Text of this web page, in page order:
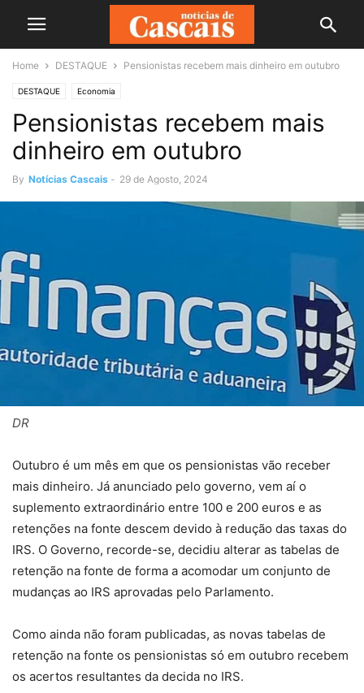
Home DESTAQUE Pensionistas recebem mais dinheiro em outubro
DESTAQUE Economia
Pensionistas recebem mais
dinheiro em outubro
By Notícias Cascais - 29 de Agosto, 2024
DR
Outubro é um mês em que os pensionistas vão receber
mais dinheiro. Já anunciado pelo governo, vem aí o
suplemento extraordinário entre 100 e 200 euros e as
retenções na fonte descem devido à redução das taxas do
IRS. O Governo, recorde-se, decidiu alterar as tabelas de
retenção na fonte de forma a acomodar um conjunto de
mudanças ao IRS aprovadas pelo Parlamento.
Como ainda não foram publicadas, as novas tabelas de
retenção na fonte os pensionistas só em outubro recebem
os acertos resultantes da decida no IRS.